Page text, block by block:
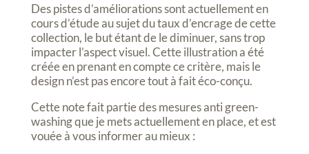
Des pistes d’améliorations sont actuellement en
cours d’étude au sujet du taux d’encrage de cette
collection, le but étant de le diminuer, sans trop
impacter l’aspect visuel. Cette illustration a été
créée en prenant en compte ce critère, mais le
design n’est pas encore tout à fait éco-conçu.
Cette note fait partie des mesures anti green-
washing que je mets actuellement en place, et est
vouée à vous informer au mieux :